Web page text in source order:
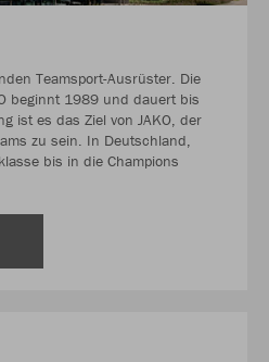
Teamsport-Ausrüster. Die
beginnt 1989 und dauert bis
ist es das Ziel von JAKO, der
zu sein. In Deutschland,
bis in die Champions